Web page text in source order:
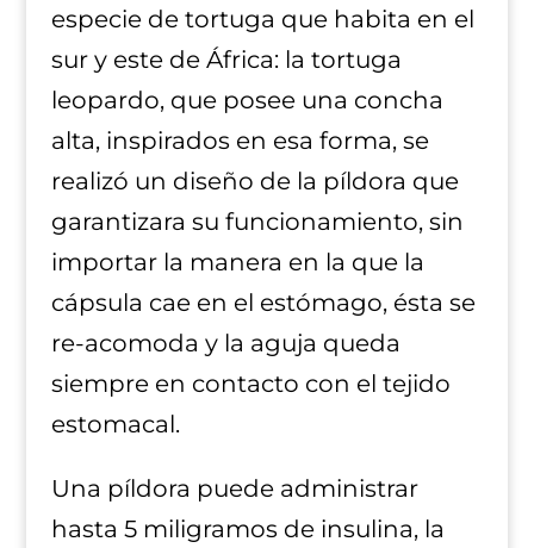
especie de tortuga que habita en el
sur y este de África: la tortuga
leopardo, que posee una concha
alta, inspirados en esa forma, se
realizó un diseño de la píldora que
garantizara su funcionamiento, sin
importar la manera en la que la
cápsula cae en el estómago, ésta se
re-acomoda y la aguja queda
siempre en contacto con el tejido
estomacal.
Una píldora puede administrar
hasta 5 miligramos de insulina, la